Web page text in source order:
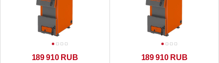
189 910 RUB 189 910 RUB